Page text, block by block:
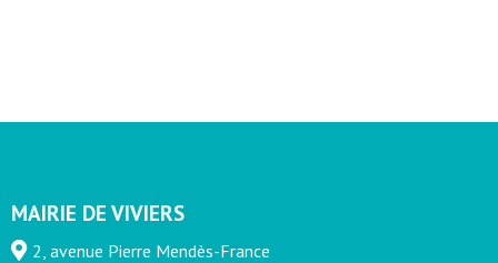
MAIRIE DE VIVIERS
2, avenue Pierre Mendès-France